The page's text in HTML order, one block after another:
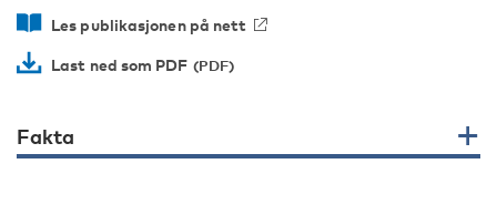
Les publikasjonen på nett
Last ned som PDF
Fakta